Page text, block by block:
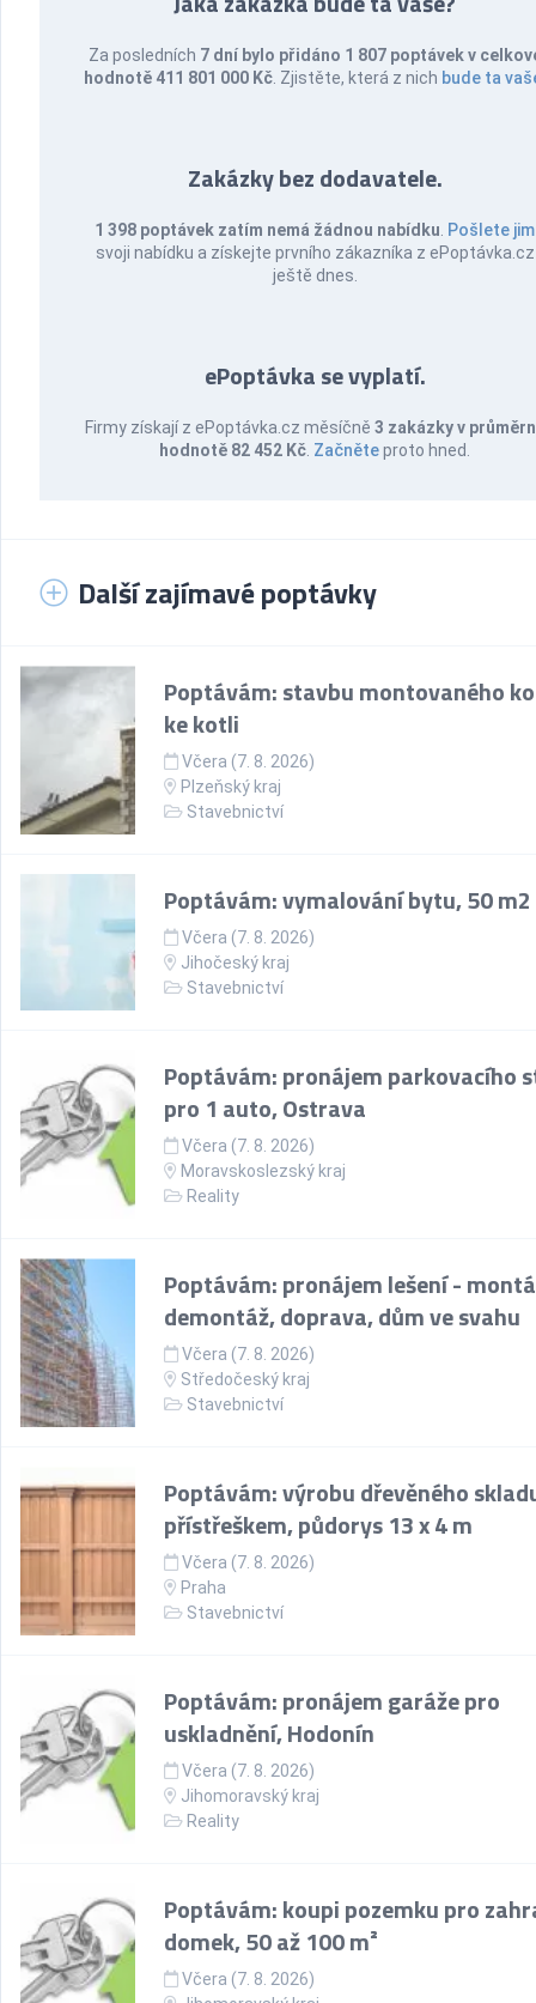
Za posledních 7 dní bylo přidáno 1 807 poptávek v
hodnotě 411 801 000 Kč . Zjistěte, která z nich bude ta
Zakázky bez dodavatele.
1 398 poptávek zatím nemá žádnou nabídku Pošlete jim
svoji nabídku a získejte prvního zákazníka z ePoptávka.cz
ještě dnes.
ePoptávka se vyplatí.
Firmy získají z ePoptávka.cz měsíčně 3 zakázky v
hodnotě 82 452 Kč Začněteproto hned.
Další zajímavé poptávky
Poptávám: stavbu montovaného
ke kotli
Včera (7. 8. 2026)
Plzeňský kraj
Stavebnictví
Poptávám: vymalování bytu, 50 m2
Včera (7. 8. 2026)
Jihočeský kraj
Stavebnictví
Poptávám: pronájem parkovacího
pro 1 auto, Ostrava
Včera (7. 8. 2026)
Moravskoslezský kraj
Reality
Poptávám: pronájem lešení -
demontáž, doprava, dům ve svahu
Včera (7. 8. 2026)
Středočeský kraj
Stavebnictví
Poptávám: výrobu dřevěného
přístřeškem, půdorys 13 x 4 m
Včera (7. 8. 2026)
Praha
Stavebnictví
Poptávám: pronájem garáže pro
uskladnění, Hodonín
Včera (7. 8. 2026)
Jihomoravský kraj
Reality
Poptávám: koupi pozemku pro
domek, 50 až 100 m²
Včera (7. 8. 2026)